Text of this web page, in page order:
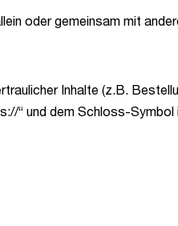
oder gemeinsam mit
Inhalte (z.B.
“ und dem Schloss-